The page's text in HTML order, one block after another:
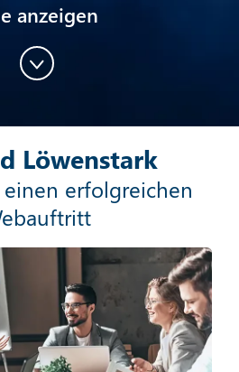
erfahren
Marketing
anzeigen
Löwenstark
erfolgreichen